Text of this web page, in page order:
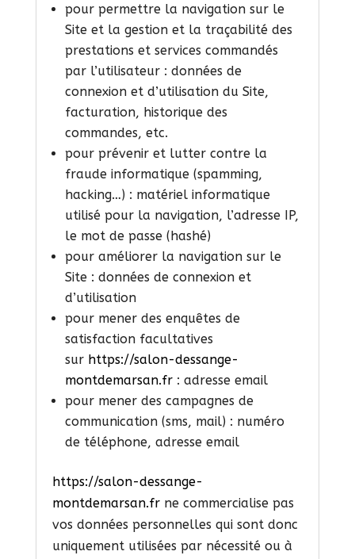
pour permettre la navigation sur le
Site et la gestion et la traçabilité des
prestations et services commandés
par l’utilisateur : données de
connexion et d’utilisation du Site,
facturation, historique des
commandes, etc.
pour prévenir et lutter contre la
fraude informatique (spamming,
hacking…) : matériel informatique
utilisé pour la navigation, l’adresse IP,
le mot de passe (hashé)
pour améliorer la navigation sur le
Site : données de connexion et
d’utilisation
pour mener des enquêtes de
satisfaction facultatives
sur https://salon-dessange-
montdemarsan.fr : adresse email
pour mener des campagnes de
communication (sms, mail) : numéro
de téléphone, adresse email
https://salon-dessange-
montdemarsan.fr ne commercialise pas
vos données personnelles qui sont donc
uniquement utilisées par nécessité ou à